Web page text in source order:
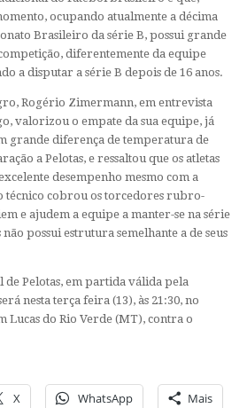
ocupando atualmente a décima
Brasileiro da série B, possui grande
diferentemente da equipe
a disputar a série B depois de 16 anos.
Rogério Zimermann, em entrevista
valorizou o empate da sua equipe, já
grande diferença de temperatura de
a Pelotas, e ressaltou que os atletas
desempenho mesmo com a
técnico cobrou os torcedores rubro-
e ajudem a equipe a manter-se na série
possui estrutura semelhante a de seus
Pelotas, em partida válida pela
nesta terça feira (13), às 21:30, no
Lucas do Rio Verde (MT), contra o
X WhatsApp Mais